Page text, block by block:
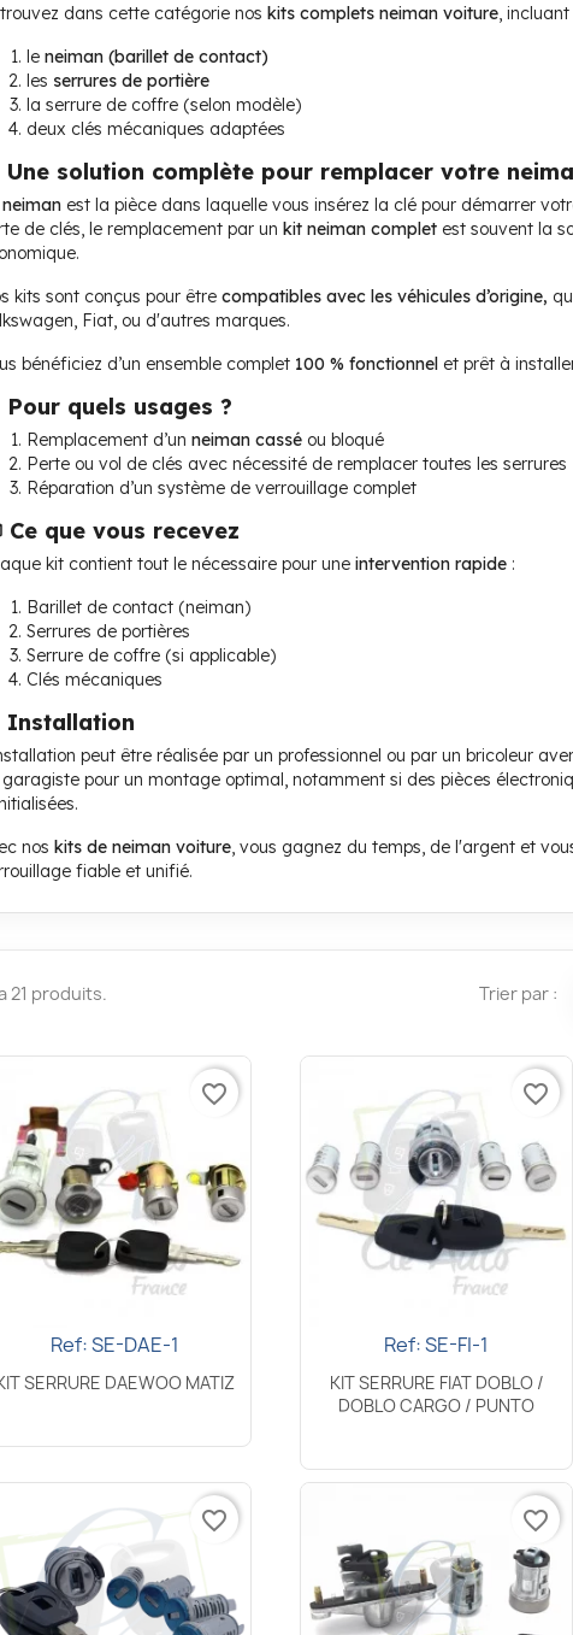
dans cette catégorie nos kits complets neiman voiture,
le neiman (barillet de contact)
les serrures de portière
la serrure de coffre (selon modèle)
deux clés mécaniques adaptées
Une solution complète pour remplacer votre
neimanest la pièce dans laquelle vous insérez la clé pour démarrer
de clés, le remplacement par un kit neiman completest souvent la
kits sont conçus pour être compatibles avec les véhicules d’origine,
Fiat, ou d'autres marques.
bénéficiez d’un ensemble complet 100 % fonctionnel et prêt à
Pour quels usages ?
Remplacement d’un neiman casséou bloqué
Perte ou vol de clés avec nécessité de remplacer toutes les serrures
Réparation d’un système de verrouillage complet
Ce que vous recevez
kit contient tout le nécessaire pour une intervention rapide:
Barillet de contact (neiman)
Serrures de portières
Serrure de coffre (si applicable)
Clés mécaniques
peut être réalisée par un professionnel ou par un bricoleur
pour un montage optimal, notamment si des pièces
nos kits de neiman voiture, vous gagnez du temps, de l'argent et
fiable et unifié.
21 produits. Trier par :
Aperçu rapide
Ref: SE-DAE-1
SERRURE DAEWOO MATIZ
favorite_border
Aperçu rapide
Ref: SE-FI-1
KIT SERRURE FIAT DOBLO /
DOBLO CARGO / PUNTO
favorite_border
favorite_border favorite_border